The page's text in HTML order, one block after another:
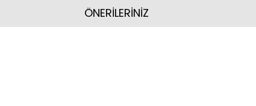
ÖNERİLERİNİZ